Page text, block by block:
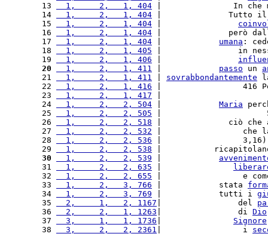
13
  1,     2,   1, 404
|               In che
14
  1,     2,   1, 404
|              Tutto
15
  1,     2,   1, 404
16
  1,     2,   1, 404
|              però
17
  1,     2,   1, 404
umana :
18
  1,     2,   1, 405
|                in
19
  1,     2,   1, 406
20
  1,     2,   1, 411
passo un
21
  1,     2,   1, 411
sovrabbondantemente
22
  1,     2,   1, 416
|                 416
23
  1,     2,   1, 417
24
  1,     2,   2, 504
Maria
25
  1,     2,   2, 505
|
26
  1,     2,   2, 518
|              ciò che
27
  1,     2,   2, 532
|                 che
28
  1,     2,   2, 536
|                 3,16)
29
  1,     2,   2, 538
|
30
  1,     2,   2, 539
31
  1,     2,   2, 635
32
  1,     2,   2, 655
|                 e
33
  1,     2,   3, 766
|            stata
34
  1,     2,   3, 769
|            tutti i
35
  2,     1,   2, 1167
|                del
36
  2,     2,   1, 1263
|                di Dio
37
  3,     1,   1, 1736
Signore
38
  3,     2,   2, 2361
|                 i